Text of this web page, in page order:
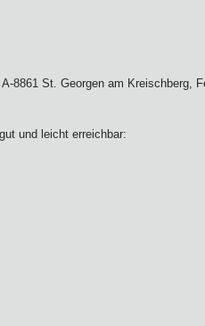
8861 St. Georgen am Kreischberg,
und leicht erreichbar: